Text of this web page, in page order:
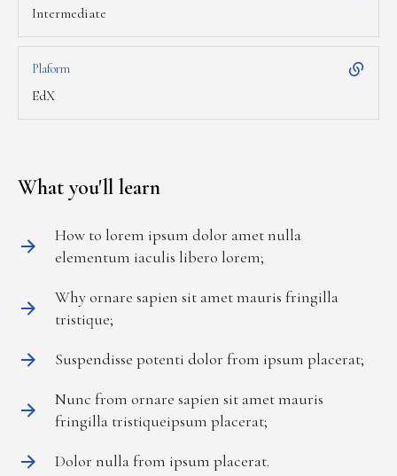
What you'll learn
How to lorem ipsum dolor amet nulla
elementum iaculis libero lorem;
Why ornare sapien sit amet mauris fringilla
tristique;
Suspendisse potenti dolor from ipsum placerat;
Nunc from ornare sapien sit amet mauris
fringilla tristiqueipsum placerat;
Dolor nulla from ipsum placerat.
Intermediate
Plaform
EdX